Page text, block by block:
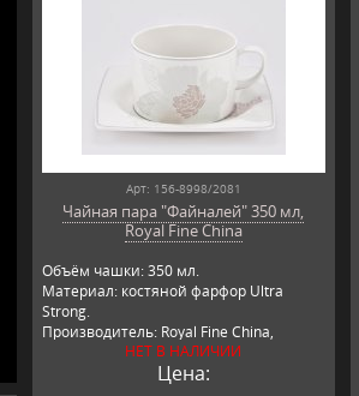
Арт: 156-8998/2081
Чайная пара "Файналей" 350 мл,
Royal Fine China
Объём чашки: 350 мл.
Материал: костяной фарфор Ultra
Strong.
Производитель: Royal Fine China,
НЕТ В НАЛИЧИИ
Цена: